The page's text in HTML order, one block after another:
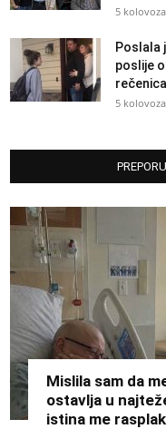
5
Poslala
poslije
5
Mislila sam da
ostavlja u
istina me